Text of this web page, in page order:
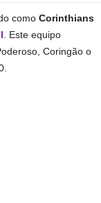
como Corinthians
. Este equipo
Coringão o